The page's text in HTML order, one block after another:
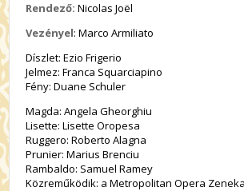
Rendező: Nicolas Joël
Vezényel: Marco Armiliato
Díszlet: Ezio Frigerio
Jelmez: Franca Squarciapino
Fény: Duane Schuler
Magda: Angela Gheorghiu
Lisette: Lisette Oropesa
Ruggero: Roberto Alagna
Prunier: Marius Brenciu
Rambaldo: Samuel Ramey
Közreműködik: a Metropolitan Opera